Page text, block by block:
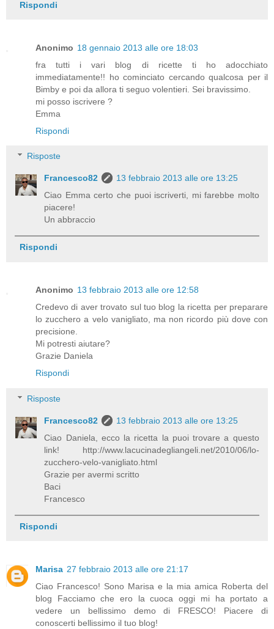
Rispondi
Anonimo 18 gennaio 2013 alle ore 18:03
fra tutti i vari blog di ricette ti ho adocchiato
immediatamente!! ho cominciato cercando qualcosa per il
Bimby e poi da allora ti seguo volentieri. Sei bravissimo.
mi posso iscrivere ?
Emma
Rispondi
Risposte
Francesco82
13 febbraio 2013 alle ore 13:25
Ciao Emma certo che puoi iscriverti, mi farebbe molto
piacere!
Un abbraccio
Rispondi
Anonimo 13 febbraio 2013 alle ore 12:58
Credevo di aver trovato sul tuo blog la ricetta per preparare
lo zucchero a velo vanigliato, ma non ricordo più dove con
precisione.
Mi potresti aiutare?
Grazie Daniela
Rispondi
Risposte
Francesco82
13 febbraio 2013 alle ore 13:25
Ciao Daniela, ecco la ricetta la puoi trovare a questo
link! http://www.lacucinadegliangeli.net/2010/06/lo-
zucchero-velo-vanigliato.html
Grazie per avermi scritto
Baci
Francesco
Rispondi
Marisa 27 febbraio 2013 alle ore 21:17
Ciao Francesco! Sono Marisa e la mia amica Roberta del
blog Facciamo che ero la cuoca oggi mi ha portato a
vedere un bellissimo demo di FRESCO! Piacere di
conoscerti bellissimo il tuo blog!